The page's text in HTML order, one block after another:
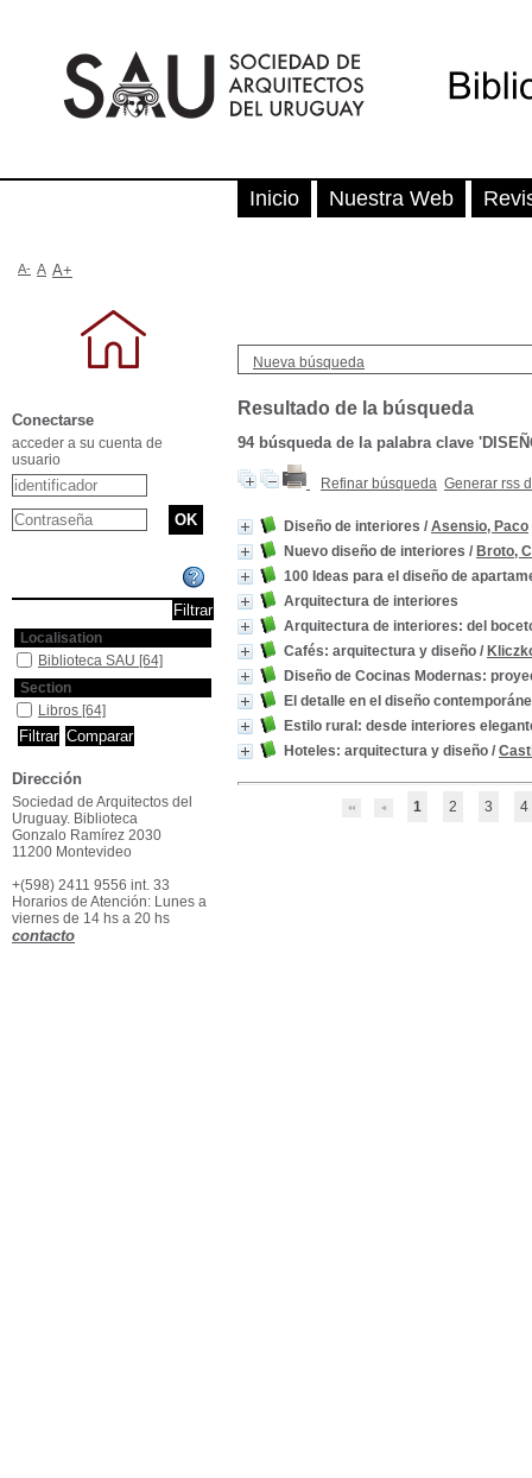
Nueva búsqueda
Resultado de la búsqueda
94búsqueda de la palabra clave
Refinar búsqueda Generar rss
Diseño de interiores / Asensio, Paco
Nuevo diseño de interiores / Broto,
100 Ideas para el diseño de
Arquitectura de interiores
Arquitectura de interiores: del
Cafés: arquitectura y diseño /
Diseño de Cocinas Modernas:
El detalle en el diseño
Estilo rural: desde interiores
Hoteles: arquitectura y diseño /
1 2 3 4
Inicio Nuestra Web
A- A A+
Conectarse
acceder a su cuenta de
usuario
Localisation
Biblioteca SAU [64]
Section
Libros [64]
Dirección
Sociedad de Arquitectos del
Uruguay. Biblioteca
Gonzalo Ramírez 2030
11200 Montevideo
+(598) 2411 9556 int. 33
Horarios de Atención: Lunes a
viernes de 14 hs a 20 hs
contacto